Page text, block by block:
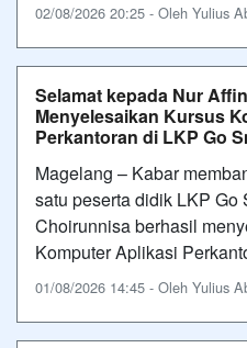
02/08/2026 20:25 - Oleh Yulius
Selamat kepada Nur
Menyelesaikan Kursus
Perkantoran di LKP Go
Magelang – Kabar
satu peserta didik LKP Go
Choirunnisa berhasil
Komputer Aplikasi
01/08/2026 14:45 - Oleh Yulius